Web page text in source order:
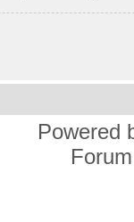
Powered